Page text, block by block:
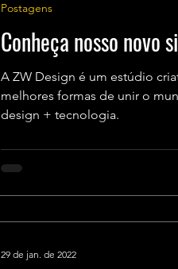
Conheça nosso novo
A ZW Design é um estúdio
melhores formas de unir o mundo real e o digital com arte +
design + tecnologia.
Postagens
29 de jan. de 2022